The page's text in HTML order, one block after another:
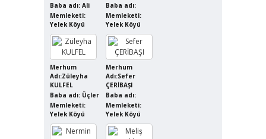
Baba adı: Ali
Memleketi:
Yelek Köyü
Baba adı:
Memleketi:
Yelek Köyü
Merhum
Adı:Züleyha
KULFEL
Baba adı: Üçler
Memleketi:
Yelek Köyü
Merhum
Adı:Sefer
ÇERİBAŞI
Baba adı:
Memleketi:
Yelek Köyü